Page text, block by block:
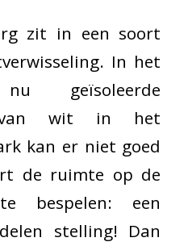
zit in een soort
In het
geïsoleerde
van wit in het
kan er niet goed
de ruimte op de
bespelen: een
stelling! Dan